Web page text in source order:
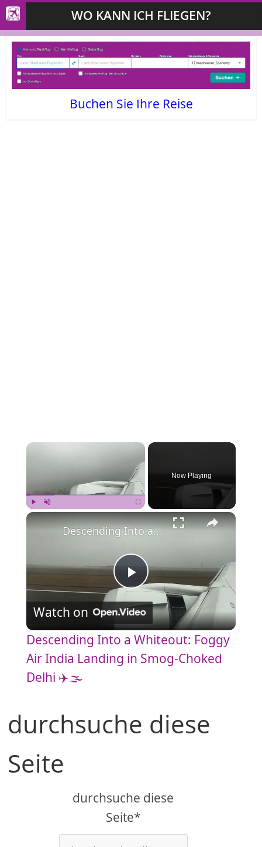
WO KANN ICH FLIEGEN?
Buchen Sie Ihre Reise
×
Play Unmute Fullscreen
Now Playing
×
P
l
a
V
d
e
Descending Into a Whiteout: Foggy Air India Landing in Smog-Choked Delhi ✈️🌫️
Watch on
Descending Into a Whiteout: Foggy
Air India Landing in Smog-Choked
Delhi ✈️🌫️
durchsuche diese
Seite
durchsuche diese
Seite*